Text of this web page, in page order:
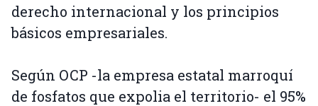
derecho internacional y los principios
básicos empresariales.
Según OCP -la empresa estatal marroquí
de fosfatos que expolia el territorio- el 95%